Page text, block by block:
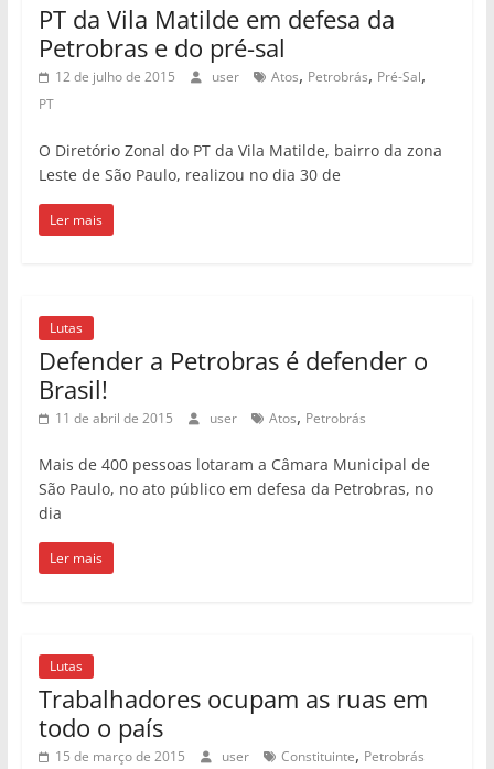
PT da Vila Matilde em defesa da
Petrobras e do pré-sal
12 de julho de 2015 user Atos, Petrobrás, Pré-Sal,
PT
O Diretório Zonal do PT da Vila Matilde, bairro da zona
Leste de São Paulo, realizou no dia 30 de
Ler mais
Lutas
Defender a Petrobras é defender o
Brasil!
11 de abril de 2015 user Atos, Petrobrás
Mais de 400 pessoas lotaram a Câmara Municipal de
São Paulo, no ato público em defesa da Petrobras, no
dia
Ler mais
Lutas
Trabalhadores ocupam as ruas em
todo o país
15 de março de 2015 user Constituinte, Petrobrás